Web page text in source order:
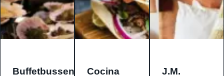
Buffetbussen
Cocina
J.M.